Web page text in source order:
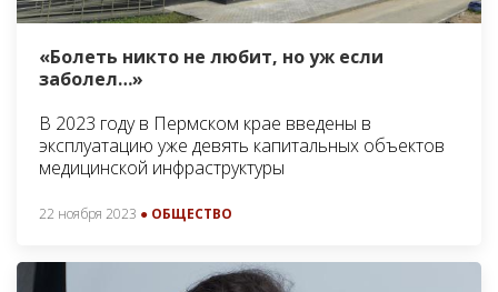
«Болеть никто не любит, но уж если
заболел…»
В 2023 году в Пермском крае введены в
эксплуатацию уже девять капитальных объектов
медицинской инфраструктуры
22 ноября 2023 ● ОБЩЕСТВО